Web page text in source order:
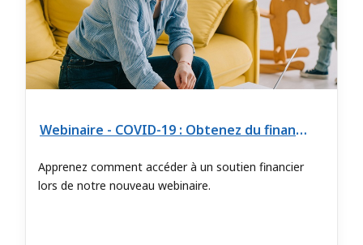
Webinaire - COVID-19 : Obtenez du financement et du soutien pour votre entreprise
Apprenez comment accéder à un soutien financier
lors de notre nouveau webinaire.